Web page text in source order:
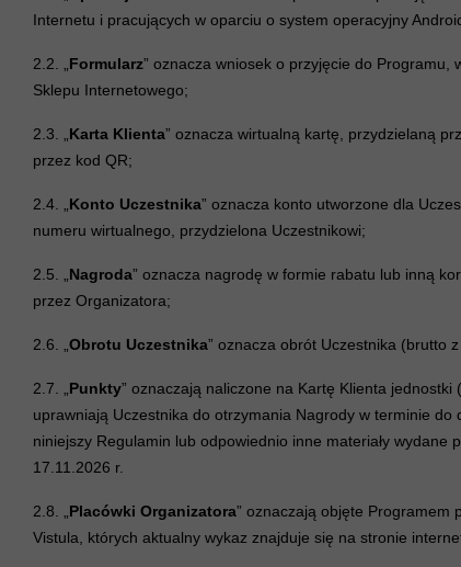
Internetu i pracujących w oparciu o system operacyjny
2.2. „ Formularz” oznacza wniosek o przyjęcie do Programu,
Sklepu Internetowego;
2.3. „ Karta Klienta” oznacza wirtualną kartę, przydzielaną
przez kod QR;
2.4. „ Konto Uczestnika” oznacza konto utworzone dla
numeru wirtualnego, przydzielona Uczestnikowi;
2.5. „ Nagroda” oznacza nagrodę w formie rabatu lub inną
przez Organizatora;
2.6. „ Obrotu Uczestnika” oznacza obrót Uczestnika (brutto
2.7. „ Punkty” oznaczają naliczone na Kartę Klienta
uprawniają Uczestnika do otrzymania Nagrody w terminie
niniejszy Regulamin lub odpowiednio inne materiały
17.11.2026 r.
2.8. „ Placówki Organizatora” oznaczają objęte Programem
Vistula, których aktualny wykaz znajduje się na stronie